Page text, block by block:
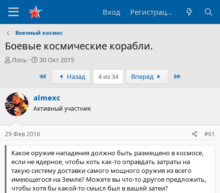
Вход Регистрация
Военный космос
Боевые космические корабли.
А
р
т
е
м
ы
Лось
Д
т
н
а
ч
л
а
30 Окт 2015
ПервыйНазад 4 из 34 Вперёд
almexc
Активный участник
29 Фев 2016 #61
Какое оружие нападения должно быть размещено в космосе,
если не ядерное, чтобы хоть как-то оправдать затраты на
такую систему доставки самого мощного оружия из всего
имеющегося на Земле? Можете вы что-то другое предложить,
чтобы хотя бы какой-то смысл был в вашей затеи?